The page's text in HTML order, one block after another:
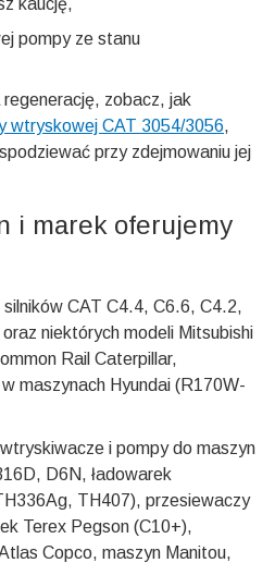
pompy ze stanu
zobacz, jak
wtryskowej CAT 3054/3056,
przy zdejmowaniu jej
i marek oferujemy
CAT C4.4, C6.6, C4.2,
niektórych modeli Mitsubishi
Rail Caterpillar,
maszynach Hyundai (R170W-
i pompy do maszyn
D6N, ładowarek
TH407), przesiewaczy
Terex Pegson (C10+),
Copco, maszyn Manitou,